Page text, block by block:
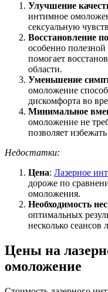
Улучшение
интимное
сексуальную
Восстановление
особенно
помогает
области.
Уменьшение
омоложение
дискомфорта во
Минимальное
омоложение не
позволяет
Недостатки:
Цена: Лазерное
дороже по
омоложения.
Необходимость
оптимальных
несколько сеансов
Цены на
омоложение